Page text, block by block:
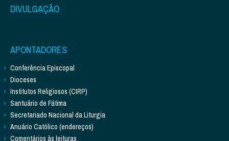
DIVULGAÇÃO
APONTADORES
Conferência Episcopal
Dioceses
Institutos Religiosos (CIRP)
Santuário de Fátima
Secretariado Nacional da Liturgia
Anuário Católico (endereços)
Comentários às leituras